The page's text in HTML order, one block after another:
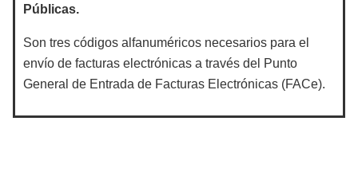
Públicas.
Son tres códigos alfanuméricos necesarios para el
envío de facturas electrónicas a través del Punto
General de Entrada de Facturas Electrónicas (FACe).